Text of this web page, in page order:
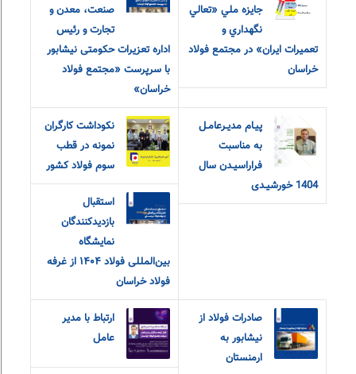
جايزه ملي «تعالي
نگهداري و
تعميرات ايران» در مجتمع فولاد
خراسان
صنعت، معدن و
تجارت و رئیس
اداره تعزیرات حکومتی نیشابور
با سرپرست «مجتمع فولاد
خراسان»
پیـام مدیـرعامـل
به مناسبت
فراراسیـدن سال
1404 خورشیـدی
نکوداشت کارگران
نمونه در قطب
سوم فولاد کشور
استقبال
بازدیدکنندگان
نمایشگاه
بین‌المللی فولاد ۱۴۰۴ از غرفه
فولاد خراسان
صادرات فولاد از
نیشابور به
ارمنستان
ارتباط با مدیر
عامل